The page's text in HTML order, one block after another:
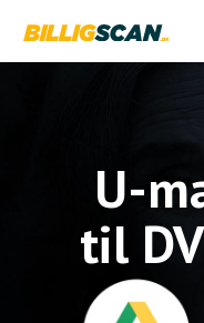
U-
til